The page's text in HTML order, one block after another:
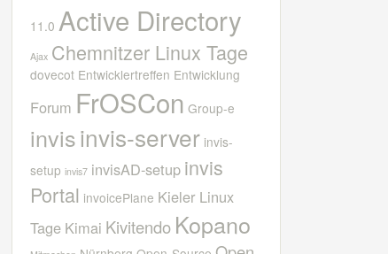
11.0 Active Directory
Ajax Chemnitzer Linux Tage
dovecot Entwicklertreffen Entwicklung
Forum FrOSCon Group-e
invisinvis-server invis-
setup invis7 invisAD-setup invis
Portal invoicePlane Kieler Linux
Tage Kimai Kivitendo Kopano